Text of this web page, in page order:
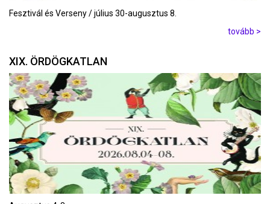
Fesztivál és Verseny / július 30-augusztus 8.
tovább >
XIX. ÖRDÖGKATLAN